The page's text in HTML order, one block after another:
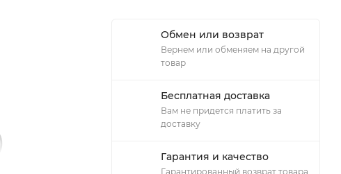
Обмен или возврат
Вернем или обменяем на другой
товар
Бесплатная доставка
Вам не придется платить за
доставку
Гарантия и качество
Гарантированный возврат товара